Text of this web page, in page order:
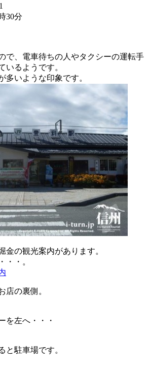
30分
で、電車待ちの人やタクシーの運転手
いるようです。
多いような印象です。
金の観光案内があります。
・・。
店の裏側。
を左へ・・・
と駐車場です。